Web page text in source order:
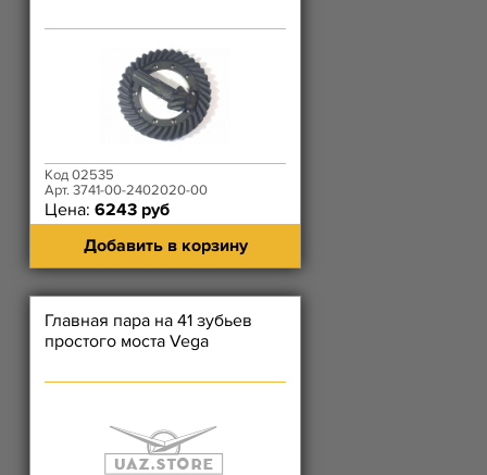
Код 02535
Арт. 3741-00-2402020-00
Цена: 6243 руб
Добавить в корзину
Главная пара на 41 зубьев
простого моста Vega